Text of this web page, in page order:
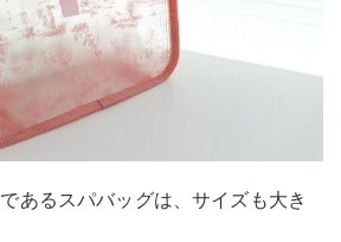
あるスパバッグは、サイズも大き